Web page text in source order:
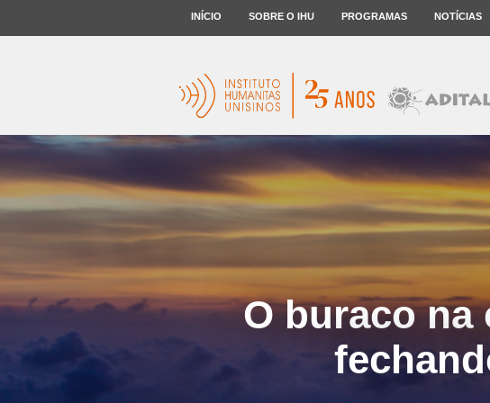
INÍCIO SOBRE O IHU PROGRAMAS NOTÍCIAS
O buraco na